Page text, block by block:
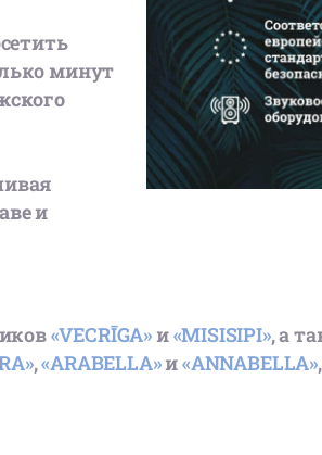
минут
и
«VECRĪGA»и«MISISIPI», а
,«ARABELLA»и«ANNABELLA»